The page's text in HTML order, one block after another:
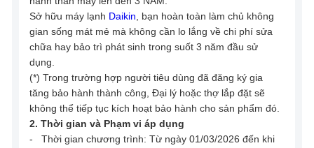
Sở hữu máy lạnh Daikin , bạn hoàn toàn làm chủ không
gian sống mát mẻ mà không cần lo lắng về chi phí sửa
chữa hay bảo trì phát sinh trong suốt 3 năm đầu sử
dụng.
(*) Trong trường hợp người tiêu dùng đã đăng ký gia
tăng bảo hành thành công, Đại lý hoặc thợ lắp đặt sẽ
không thể tiếp tục kích hoạt bảo hành cho sản phẩm đó.
2. Thời gian và Phạm vi áp dụng
- Thời gian chương trình: Từ ngày 01/03/2026 đến khi